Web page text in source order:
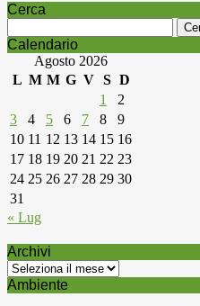
Cerca
per:
Calendario
Agosto 2026
L M M G V S D
1
2
3
4 5 6 7 8
9
10 11 12 13 14 15 16
17 18 19 20 21 22 23
24 25 26 27 28 29 30
31
« Lug
Archivi
Archivi
Ambiente